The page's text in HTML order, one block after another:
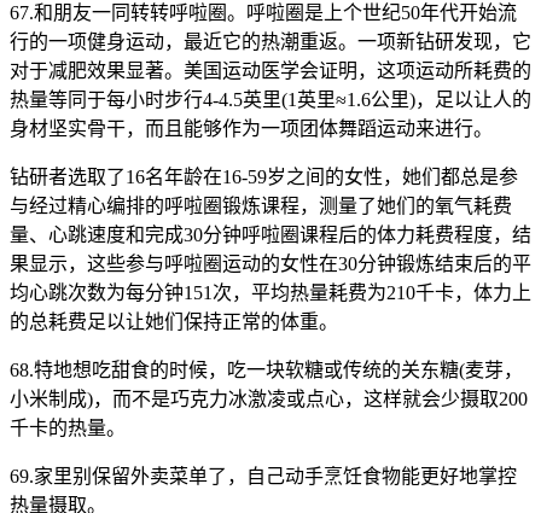
67.和朋友一同转转呼啦圈。呼啦圈是上个世纪50年代开始流
行的一项健身运动，最近它的热潮重返。一项新钻研发现，它
对于减肥效果显著。美国运动医学会证明，这项运动所耗费的
热量等同于每小时步行4-4.5英里(1英里≈1.6公里)，足以让人的
身材坚实骨干，而且能够作为一项团体舞蹈运动来进行。
钻研者选取了16名年龄在16-59岁之间的女性，她们都总是参
与经过精心编排的呼啦圈锻炼课程，测量了她们的氧气耗费
量、心跳速度和完成30分钟呼啦圈课程后的体力耗费程度，结
果显示，这些参与呼啦圈运动的女性在30分钟锻炼结束后的平
均心跳次数为每分钟151次，平均热量耗费为210千卡，体力上
的总耗费足以让她们保持正常的体重。
68.特地想吃甜食的时候，吃一块软糖或传统的关东糖(麦芽，
小米制成)，而不是巧克力冰激凌或点心，这样就会少摄取200
千卡的热量。
69.家里别保留外卖菜单了，自己动手烹饪食物能更好地掌控
热量摄取。